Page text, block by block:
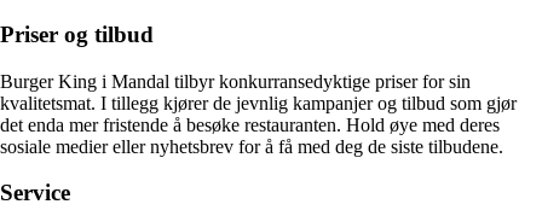
Priser og tilbud
Burger King i Mandal tilbyr konkurransedyktige priser for sin
kvalitetsmat. I tillegg kjører de jevnlig kampanjer og tilbud som gjør
det enda mer fristende å besøke restauranten. Hold øye med deres
sosiale medier eller nyhetsbrev for å få med deg de siste tilbudene.
Service